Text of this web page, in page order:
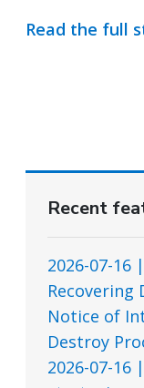
Read the full
Recent
2026-07-16
Recovering
Notice of
Destroy
2026-07-16